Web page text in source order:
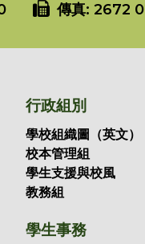
傳真: 2672
行政組別
學校組織圖（英文）
校本管理組
學生支援與校風
教務組
學生事務